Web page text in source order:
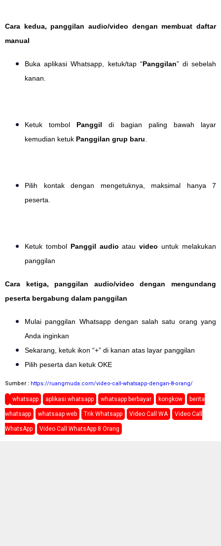
Cara kedua, panggilan audio/video dengan membuat daftar
manual
Buka aplikasi Whatsapp, ketuk/tap “Panggilan” di sebelah
kanan.
Ketuk tombol Panggil di bagian paling bawah layar
kemudian ketuk Panggilan grup baru.
Pilih kontak dengan mengetuknya, maksimal hanya 7
peserta.
Ketuk tombol Panggil audio atauvideo untuk melakukan
panggilan
Cara ketiga, panggilan audio/video dengan mengundang
peserta bergabung dalam panggilan
Mulai panggilan Whatsapp dengan salah satu orang yang
Anda inginkan
Sekarang, ketuk ikon “+” di kanan atas layar panggilan
Pilih peserta dan ketuk OKE
Sumber : https://ruangmuda.com/video-call-whatsapp-dengan-8-orang/
whatsapp aplikasi whatsapp whatsapp berbayar kongkow berita
whatsapp whatsaap web Trik Whatsapp Video Call WA Video Call
WhatsApp Video Call WhatsApp 8 Orang